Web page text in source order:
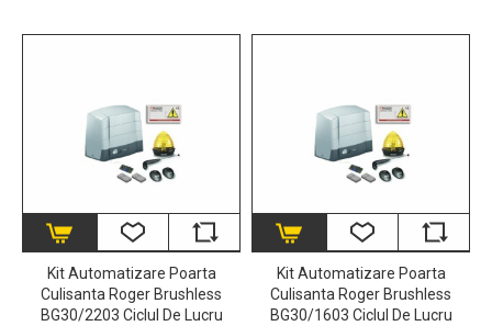
Kit Automatizare Poarta
Culisanta Roger Brushless
BG30/2203 Ciclul De Lucru
Kit Automatizare Poarta
Culisanta Roger Brushless
BG30/1603 Ciclul De Lucru